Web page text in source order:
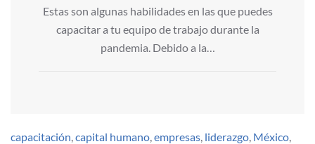
Estas son algunas habilidades en las que puedes
capacitar a tu equipo de trabajo durante la
pandemia. Debido a la…
capacitación capital humano empresas liderazgo México